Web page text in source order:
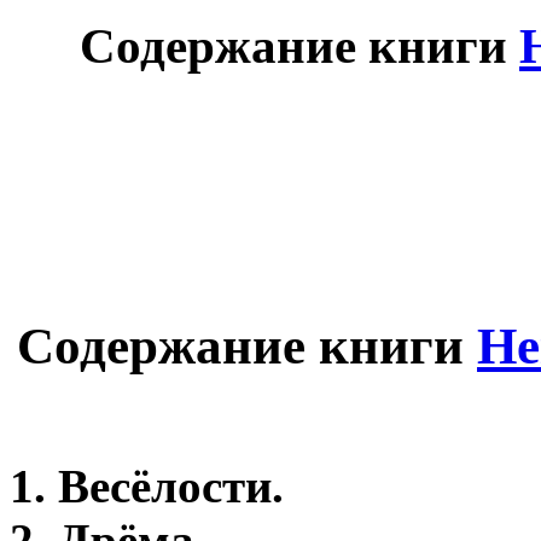
Содержание книги
Содержание книги
1. Весëлости.